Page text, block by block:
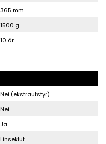
365 mm
1500 g
10 år
Nei (ekstrautstyr)
Nei
Ja
Linseklut